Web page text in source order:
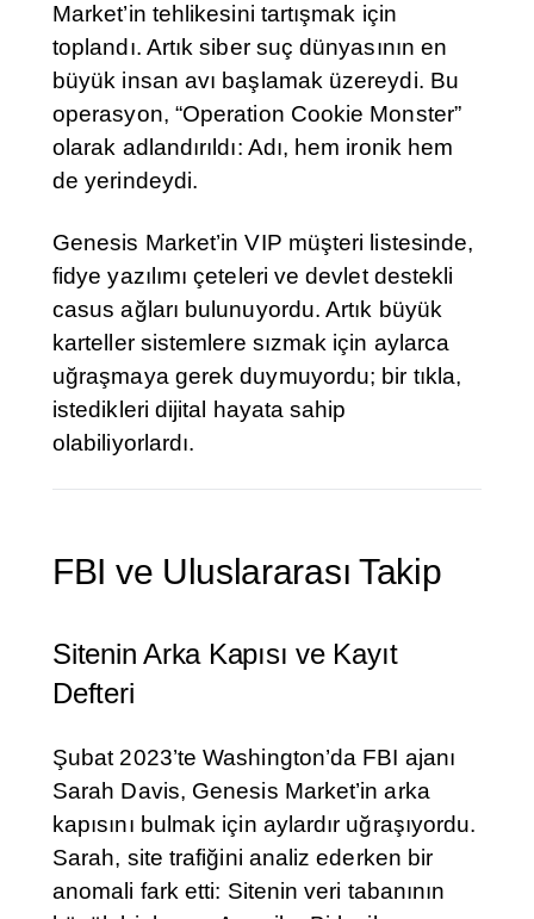
Market’in tehlikesini tartışmak için
toplandı. Artık siber suç dünyasının en
büyük insan avı başlamak üzereydi. Bu
operasyon, “Operation Cookie Monster”
olarak adlandırıldı: Adı, hem ironik hem
de yerindeydi.
Genesis Market’in VIP müşteri listesinde,
fidye yazılımı çeteleri ve devlet destekli
casus ağları bulunuyordu. Artık büyük
karteller sistemlere sızmak için aylarca
uğraşmaya gerek duymuyordu; bir tıkla,
istedikleri dijital hayata sahip
olabiliyorlardı.
FBI ve Uluslararası Takip
Sitenin Arka Kapısı ve Kayıt
Defteri
Şubat 2023’te Washington’da FBI ajanı
Sarah Davis, Genesis Market’in arka
kapısını bulmak için aylardır uğraşıyordu.
Sarah, site trafiğini analiz ederken bir
anomali fark etti: Sitenin veri tabanının